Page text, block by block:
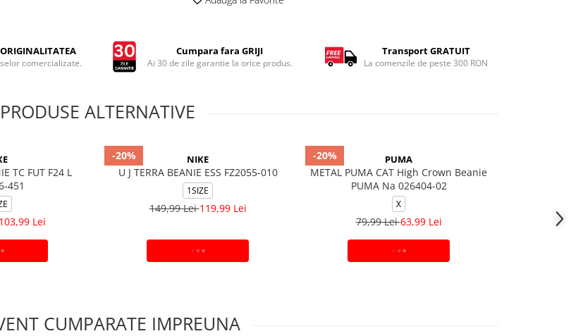
comercializate.
Cumpara fara GRIJI
Ai 30 de zile garantie la orice produs.
Transport GRATUIT
La comenzile de peste 300 RON
PRODUSE ALTERNATIVE
TC FUT F24 L
451
Lei
COS
-20% NIKE
U J TERRA BEANIE ESS FZ2055-010
1SIZE
149,99 Lei119,99 Lei
ADAUGA IN COS
-20% PUMA
METAL PUMA CAT High Crown Beanie
PUMA Na 026404-02
X
79,99 Lei63,99 Lei
ADAUGA IN COS
CUMPARATE IMPREUNA